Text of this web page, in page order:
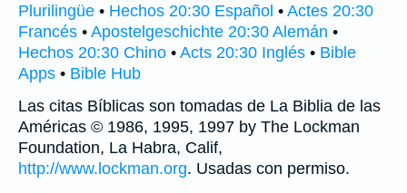
Plurilingüe • Hechos 20:30 Español • Actes 20:30
Francés • Apostelgeschichte 20:30 Alemán •
Hechos 20:30 Chino • Acts 20:30 Inglés • Bible
Apps • Bible Hub
Las citas Bíblicas son tomadas de La Biblia de las
Américas © 1986, 1995, 1997 by The Lockman
Foundation, La Habra, Calif,
http://www.lockman.org. Usadas con permiso.